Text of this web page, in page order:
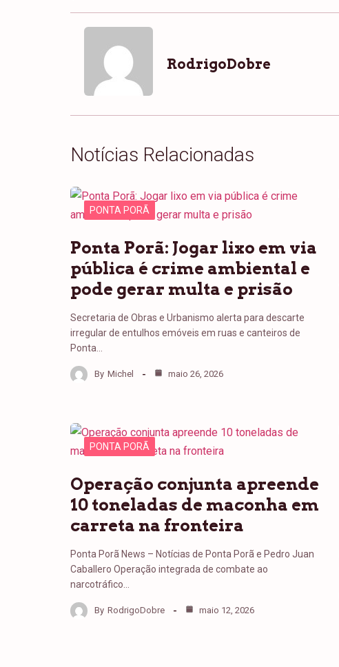
RodrigoDobre
Notícias Relacionadas
PONTA PORÃ
Ponta Porã: Jogar lixo em via
pública é crime ambiental e
pode gerar multa e prisão
Secretaria de Obras e Urbanismo alerta para descarte
irregular de entulhos emóveis em ruas e canteiros de
Ponta…
By Michel maio 26, 2026
PONTA PORÃ
Operação conjunta apreende
10 toneladas de maconha em
carreta na fronteira
Ponta Porã News – Notícias de Ponta Porã e Pedro Juan
Caballero Operação integrada de combate ao
narcotráfico…
By RodrigoDobre maio 12, 2026